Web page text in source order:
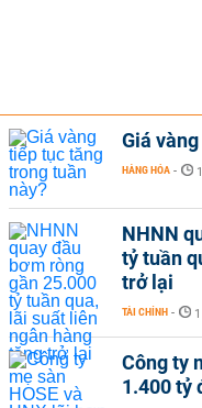
Giá
HÀNG HÓA -
NHNN
tỷ tuần
trở lại
TÀI CHÍNH -
Công ty
1.400 tỷ